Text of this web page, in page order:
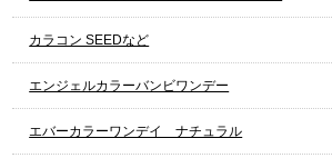
カラコン SEEDなど
エンジェルカラーバンビワンデー
エバーカラーワンデイ ナチュラル